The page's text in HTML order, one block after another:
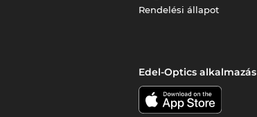
Rendelési állapot
Edel-Optics alkalmazás